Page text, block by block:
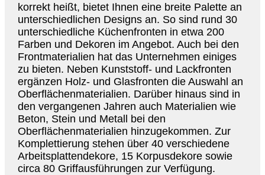
korrekt heißt, bietet Ihnen eine breite Palette an
unterschiedlichen Designs an. So sind rund 30
unterschiedliche Küchenfronten in etwa 200
Farben und Dekoren im Angebot. Auch bei den
Frontmaterialien hat das Unternehmen einiges
zu bieten. Neben Kunststoff- und Lackfronten
ergänzen Holz- und Glasfronten die Auswahl an
Oberflächenmaterialien. Darüber hinaus sind in
den vergangenen Jahren auch Materialien wie
Beton, Stein und Metall bei den
Oberflächenmaterialien hinzugekommen. Zur
Komplettierung stehen über 40 verschiedene
Arbeitsplattendekore, 15 Korpusdekore sowie
circa 80 Griffausführungen zur Verfügung.